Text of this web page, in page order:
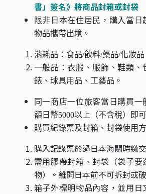
書」簽名》將商品封箱或封袋
限非日本在住居民，購入當日
物品攜帶出境。
消耗品：食品/飲料/藥品/化妝品
一般品：衣服、服飾、鞋類、
錶、球具用品、工藝品。
同一商店一位旅客當日購買一
額日幣5000以上（不含稅）即
購買紀錄票及封箱、封袋使用方
購入記錄票於過日本海關時繳
需用膠帶封箱、封袋（袋子要
物）。離開日本前不可拆封或
箱子外標明物品內容，並用日